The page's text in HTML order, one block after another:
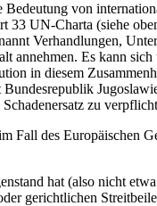
von
UN-Charta (siehe
Verhandlungen,
annehmen. Es kann
in diesem
zu
des Europäischen
hat (also nicht
gerichtlichen